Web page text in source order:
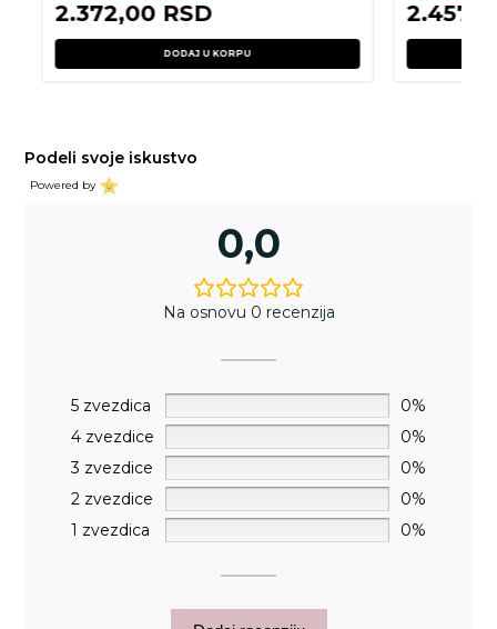
2.372,00 RSD
DODAJ U KORPU
Podeli svoje iskustvo
Powered by
0,0
Na osnovu 0 recenzija
5 zvezdica
0%
4 zvezdice
0%
3 zvezdice
0%
2 zvezdice
0%
1 zvezdica
0%